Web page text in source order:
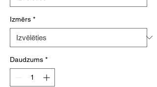
Izmērs *
Daudzums *